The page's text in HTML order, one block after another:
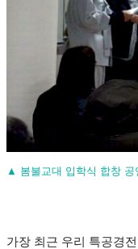
▲ 봄불교대 입학식 합창 공
가장 최근 우리 특공경